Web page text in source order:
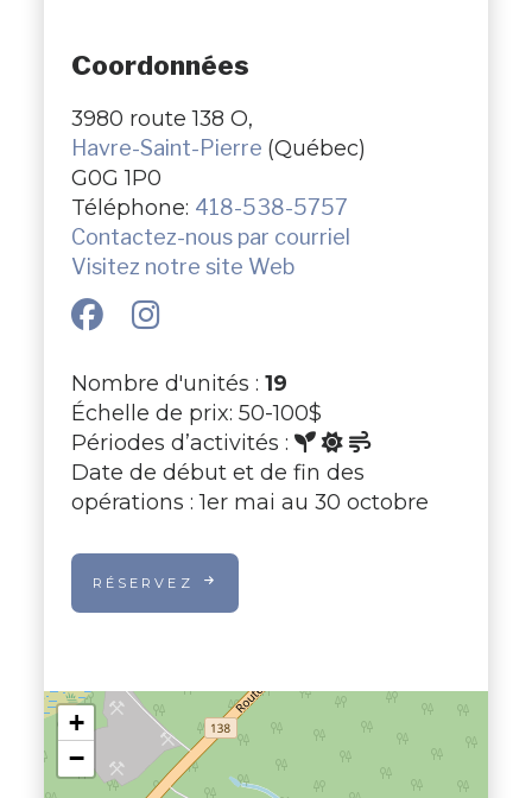
Coordonnées
3980 route 138 O,
Havre-Saint-Pierre (Québec)
G0G 1P0
Téléphone: 418-538-5757
Contactez-nous par courriel
Visitez notre site Web
Nombre d'unités : 19
Échelle de prix: 50-100$
Périodes d’activités :
Date de début et de fin des
opérations : 1er mai au 30 octobre
RÉSERVEZ
+
−